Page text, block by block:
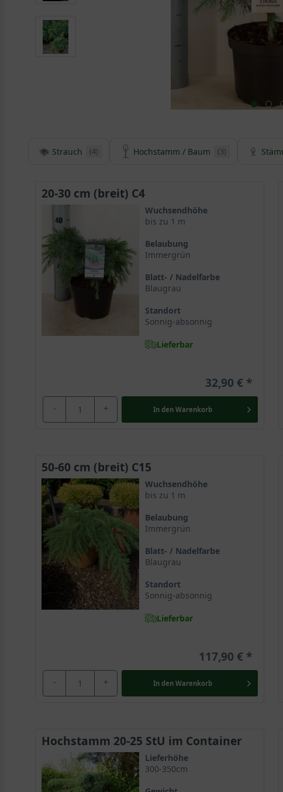
Strauch (4) Hochstamm / Baum (3)
20-30 cm (breit) C4
Wuchsendhöhe
bis zu 1 m
Belaubung
Immergrün
Blatt- / Nadelfarbe
Blaugrau
Standort
Sonnig-absonnig
Lieferbar
32,90 €
- + In den Warenkorb
50-60 cm (breit) C15
Wuchsendhöhe
bis zu 1 m
Belaubung
Immergrün
Blatt- / Nadelfarbe
Blaugrau
Standort
Sonnig-absonnig
Lieferbar
117,90 €
- + In den Warenkorb
Hochstamm 20-25 StU im Container
Lieferhöhe
300-350cm